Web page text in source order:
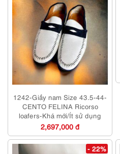
1242-Giầy nam Size 43.5-44-
CENTO FELINA Ricorso
loafers-Khá mới/Ít sử dụng
2,697,000 đ
- 22%